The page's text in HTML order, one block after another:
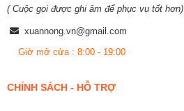
( Cuộc gọi được ghi âm để phục vụ tốt hơn)
xuannong.vn@gmail.com
Giờ mở cửa : 8:00 - 19:00
CHÍNH SÁCH - HỖ TRỢ